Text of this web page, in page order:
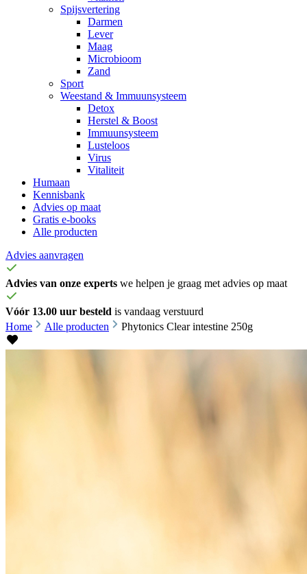
Spijsvertering
Darmen
Lever
Maag
Microbioom
Zand
Sport
Weestand & Immuunsysteem
Detox
Herstel & Boost
Immuunsysteem
Lusteloos
Virus
Vitaliteit
Humaan
Kennisbank
Advies op maat
Gratis e-books
Alle producten
Advies aanvragen
Advies van onze experts we helpen je graag met advies op maat
Vóór 13.00 uur besteld is vandaag verstuurd
Home
Alle producten Phytonics Clear intestine 250g